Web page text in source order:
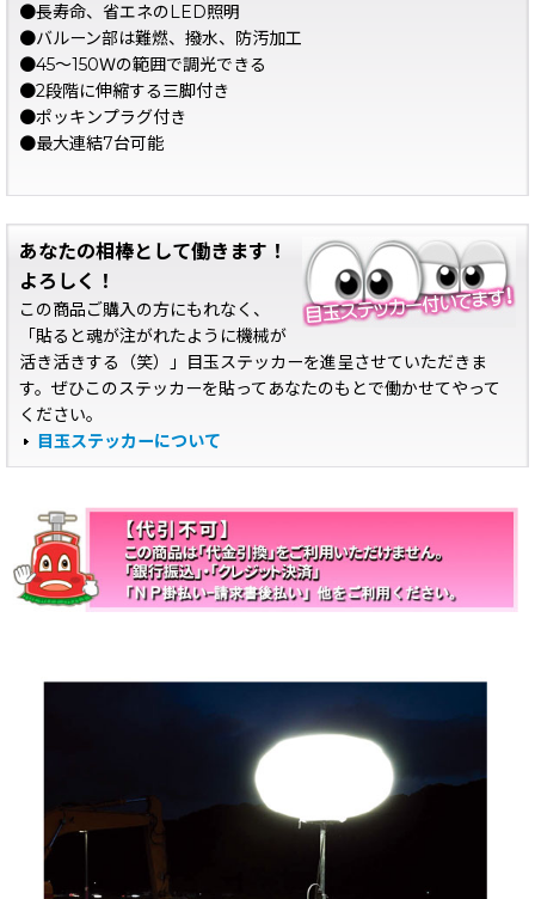
●長寿命、省エネのLED照明
●バルーン部は難燃、撥水、防汚加工
●45〜150Ｗの範囲で調光できる
●2段階に伸縮する三脚付き
●ポッキンプラグ付き
●最大連結7台可能
あなたの相棒として働きます！
よろしく！
この商品ご購入の方にもれなく、
「貼ると魂が注がれたように機械が
活き活きする（笑）」目玉ステッカーを進呈させていただきま
す。ぜひこのステッカーを貼ってあなたのもとで働かせてやって
ください。
目玉ステッカーについて